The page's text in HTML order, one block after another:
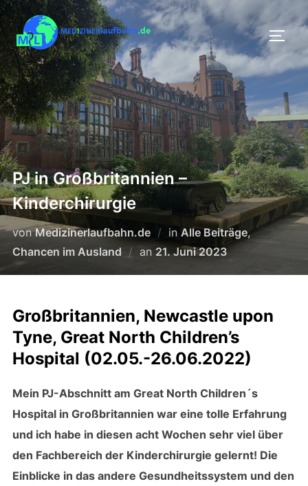
Zum
Inhalt
springen
PJ in Großbritannien –
Kinderchirurgie
vonMedizinerlaufbahn.de in Alle Beiträge,
Chancen im Ausland
an Veröffentlicht
21. Juni 2023
Großbritannien, Newcastle upon
Tyne, Great North Children’s
Hospital (02.05.-26.06.2022)
Mein PJ-Abschnitt am Great North Children´s
Hospital in Großbritannien war eine tolle Erfahrung
und ich habe in diesen acht Wochen sehr viel über
den Fachbereich der Kinderchirurgie gelernt! Die
Einblicke in das andere Gesundheitssystem und den